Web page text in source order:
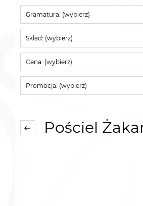
Gramatura: (wybierz)
Skład: (wybierz)
Cena: (wybierz)
Promocja: (wybierz)
Pościel